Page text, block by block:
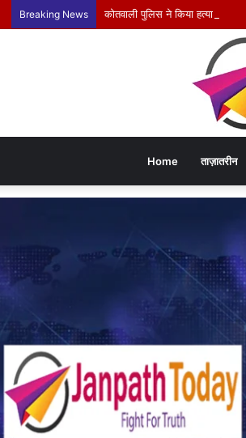
Breaking News कोतवाली पुलिस ने किया हत्या कांड
Home ताज़ातरीन